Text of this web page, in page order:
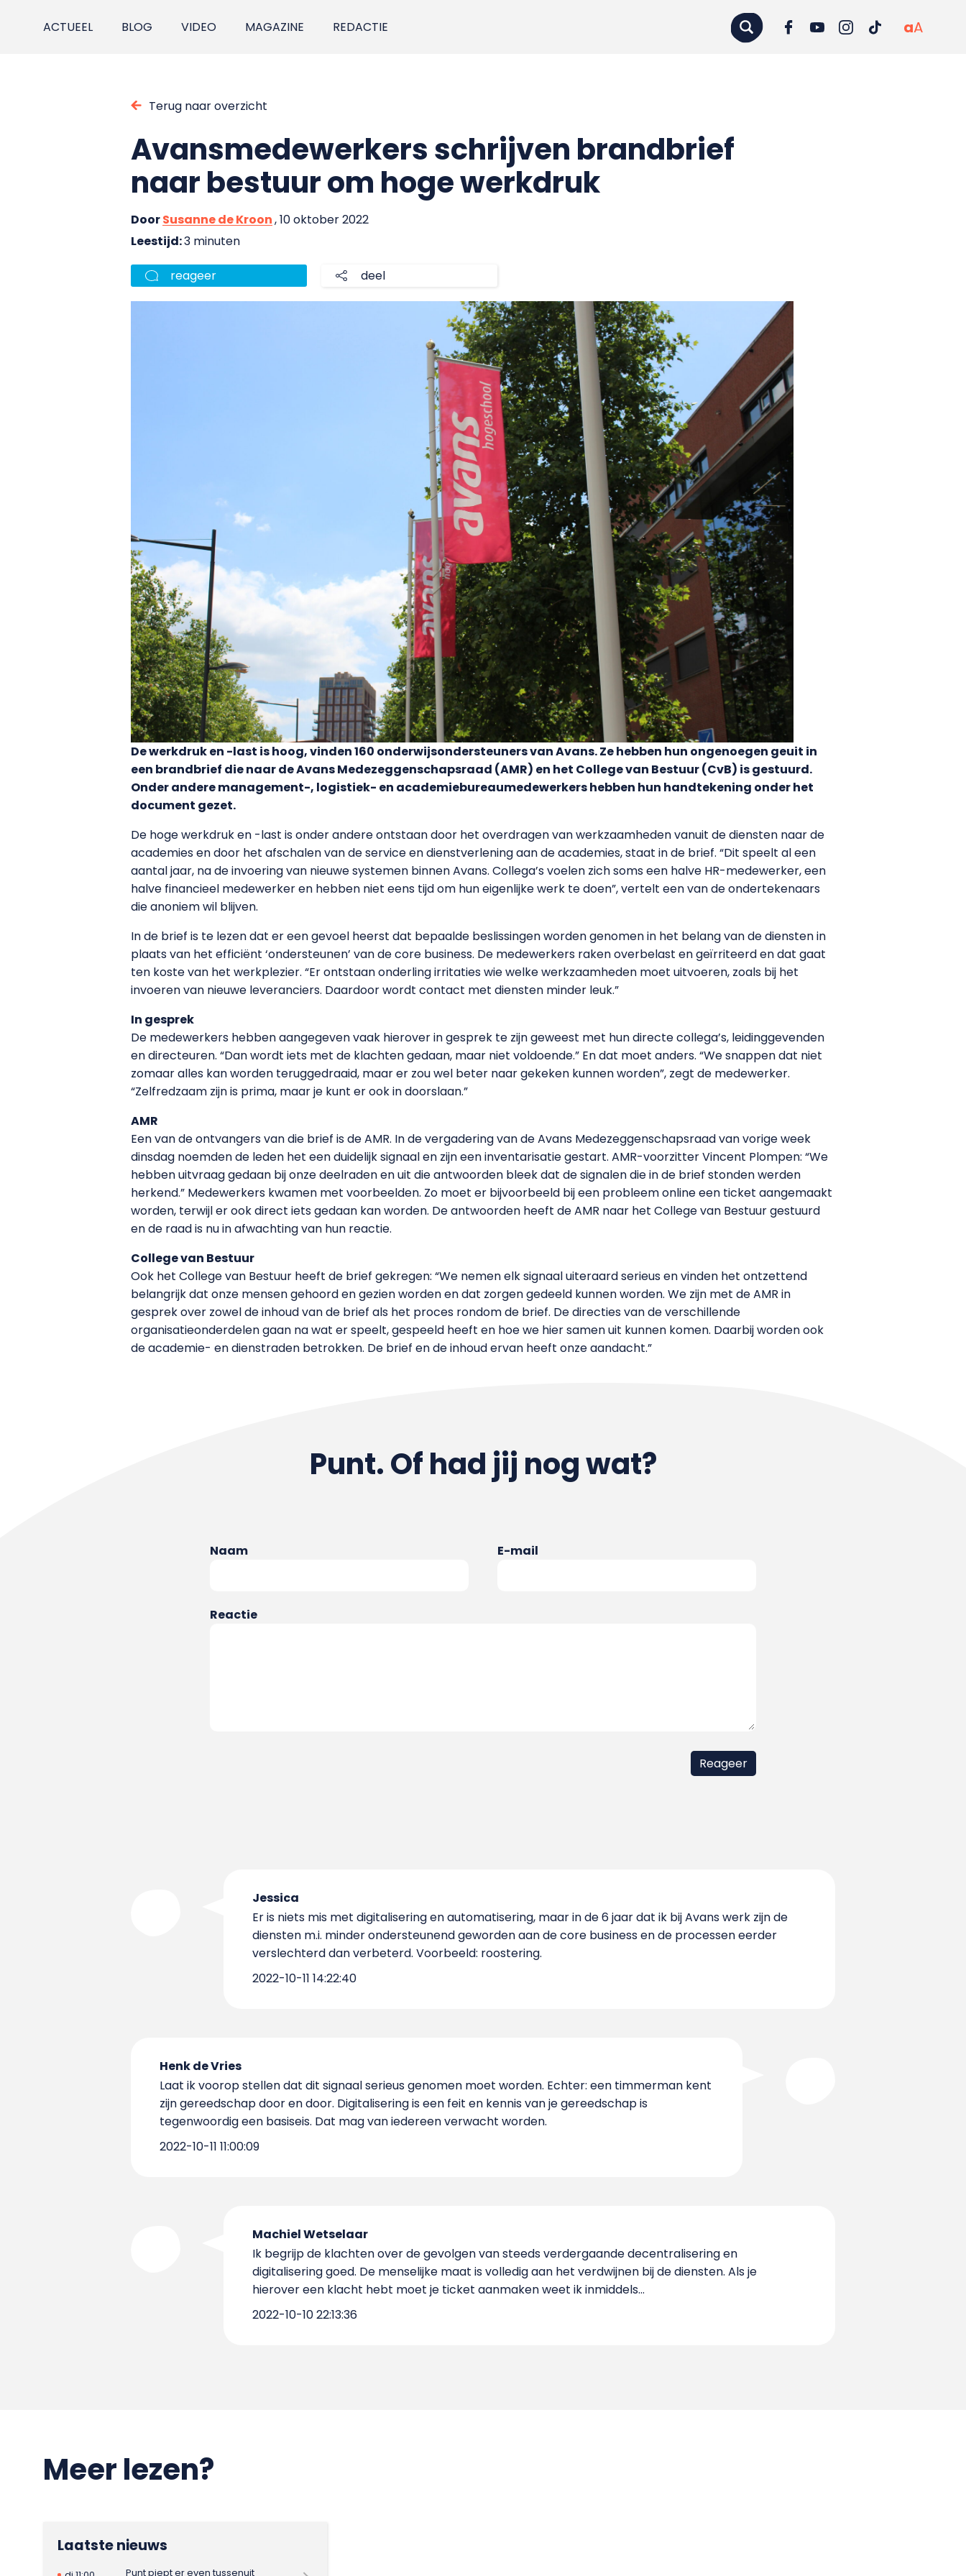
ACTUEEL BLOG VIDEO MAGAZINE REDACTIE aA
Terug naar overzicht
Avansmedewerkers schrijven brandbrief
naar bestuur om hoge werkdruk
DoorSusanne de Kroon, 10 oktober 2022
Leestijd:3 minuten
reageer deel
De werkdruk en -last is hoog, vinden 160 onderwijsondersteuners van Avans. Ze hebben hun ongenoegen geuit in
een brandbrief die naar de Avans Medezeggenschapsraad (AMR) en het College van Bestuur (CvB) is gestuurd.
Onder andere management-, logistiek- en academiebureaumedewerkers hebben hun handtekening onder het
document gezet.
De hoge werkdruk en -last is onder andere ontstaan door het overdragen van werkzaamheden vanuit de diensten naar de
academies en door het afschalen van de service en dienstverlening aan de academies, staat in de brief. “Dit speelt al een
aantal jaar, na de invoering van nieuwe systemen binnen Avans. Collega’s voelen zich soms een halve HR-medewerker, een
halve financieel medewerker en hebben niet eens tijd om hun eigenlijke werk te doen”, vertelt een van de ondertekenaars
die anoniem wil blijven.
In de brief is te lezen dat er een gevoel heerst dat bepaalde beslissingen worden genomen in het belang van de diensten in
plaats van het efficiënt ‘ondersteunen’ van de core business. De medewerkers raken overbelast en geïrriteerd en dat gaat
ten koste van het werkplezier. “Er ontstaan onderling irritaties wie welke werkzaamheden moet uitvoeren, zoals bij het
invoeren van nieuwe leveranciers. Daardoor wordt contact met diensten minder leuk.”
In gesprek
De medewerkers hebben aangegeven vaak hierover in gesprek te zijn geweest met hun directe collega’s, leidinggevenden
en directeuren. “Dan wordt iets met de klachten gedaan, maar niet voldoende.” En dat moet anders. “We snappen dat niet
zomaar alles kan worden teruggedraaid, maar er zou wel beter naar gekeken kunnen worden”, zegt de medewerker.
“Zelfredzaam zijn is prima, maar je kunt er ook in doorslaan.”
AMR
Een van de ontvangers van die brief is de AMR. In de vergadering van de Avans Medezeggenschapsraad van vorige week
dinsdag noemden de leden het een duidelijk signaal en zijn een inventarisatie gestart. AMR-voorzitter Vincent Plompen: “We
hebben uitvraag gedaan bij onze deelraden en uit die antwoorden bleek dat de signalen die in de brief stonden werden
herkend.” Medewerkers kwamen met voorbeelden. Zo moet er bijvoorbeeld bij een probleem online een ticket aangemaakt
worden, terwijl er ook direct iets gedaan kan worden. De antwoorden heeft de AMR naar het College van Bestuur gestuurd
en de raad is nu in afwachting van hun reactie.
College van Bestuur
Ook het College van Bestuur heeft de brief gekregen: “We nemen elk signaal uiteraard serieus en vinden het ontzettend
belangrijk dat onze mensen gehoord en gezien worden en dat zorgen gedeeld kunnen worden. We zijn met de AMR in
gesprek over zowel de inhoud van de brief als het proces rondom de brief. De directies van de verschillende
organisatieonderdelen gaan na wat er speelt, gespeeld heeft en hoe we hier samen uit kunnen komen. Daarbij worden ook
de academie- en dienstraden betrokken. De brief en de inhoud ervan heeft onze aandacht.”
Punt. Of had jij nog wat?
Naam E-mail
Reactie
Jessica
Er is niets mis met digitalisering en automatisering, maar in de 6 jaar dat ik bij Avans werk zijn de
diensten m.i. minder ondersteunend geworden aan de core business en de processen eerder
verslechterd dan verbeterd. Voorbeeld: roostering.
2022-10-11 14:22:40
Henk de Vries
Laat ik voorop stellen dat dit signaal serieus genomen moet worden. Echter: een timmerman kent
zijn gereedschap door en door. Digitalisering is een feit en kennis van je gereedschap is
tegenwoordig een basiseis. Dat mag van iedereen verwacht worden.
2022-10-11 11:00:09
Machiel Wetselaar
Ik begrijp de klachten over de gevolgen van steeds verdergaande decentralisering en
digitalisering goed. De menselijke maat is volledig aan het verdwijnen bij de diensten. Als je
hierover een klacht hebt moet je ticket aanmaken weet ik inmiddels...
2022-10-10 22:13:36
Meer lezen?
Laatste nieuws
Punt piept er even tussenuit